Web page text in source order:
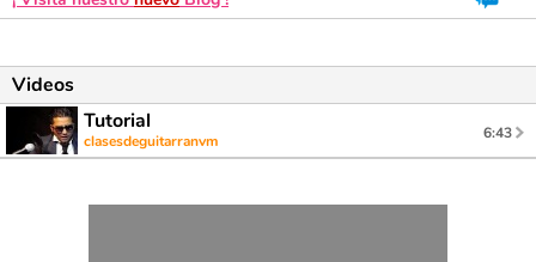
Videos
Tutorial
clasesdeguitarranvm 6:43